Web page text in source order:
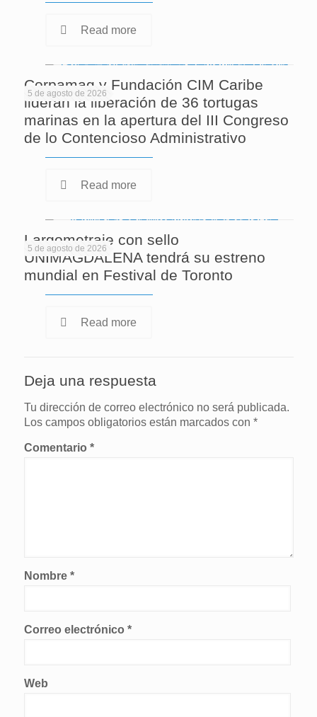
Read more
5 de agosto de 2026
Corpamag y Fundación CIM Caribe
lideran la liberación de 36 tortugas
marinas en la apertura del III Congreso
de lo Contencioso Administrativo
Read more
5 de agosto de 2026
Largometraje con sello
UNIMAGDALENA tendrá su estreno
mundial en Festival de Toronto
Read more
Deja una respuesta
Tu dirección de correo electrónico no será publicada.
Los campos obligatorios están marcados con *
Comentario *
Nombre *
Correo electrónico *
Web